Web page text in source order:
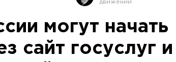
могут начать
сайт госуслуг и